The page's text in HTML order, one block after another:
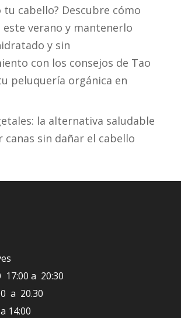
tu cabello? Descubre cómo
verano y mantenerlo
y sin
con los consejos de Tao
peluquería orgánica en
la alternativa saludable
canas sin dañar el cabello
17:00 a 20:30
a 20.30
14:00